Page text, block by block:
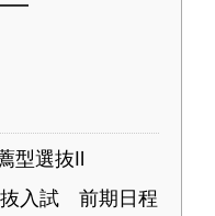
型選抜Ⅱ
入試 前期日程